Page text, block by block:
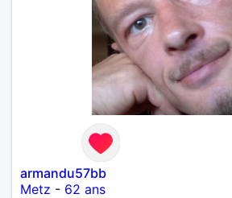
armandu57bb
Metz - 62 ans